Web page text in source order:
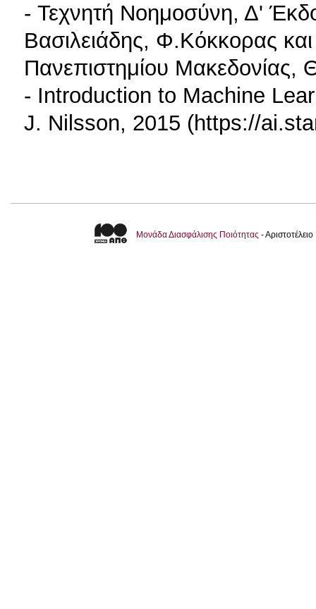
- Τεχνητή Νοημοσύνη, Δ'
Βασιλειάδης, Φ.Κόκκορας
Πανεπιστημίου Μακεδονίας,
- Introduction to Machine
J. Nilsson, 2015 (https://
Μονάδα Διασφάλισης Ποιότητας -